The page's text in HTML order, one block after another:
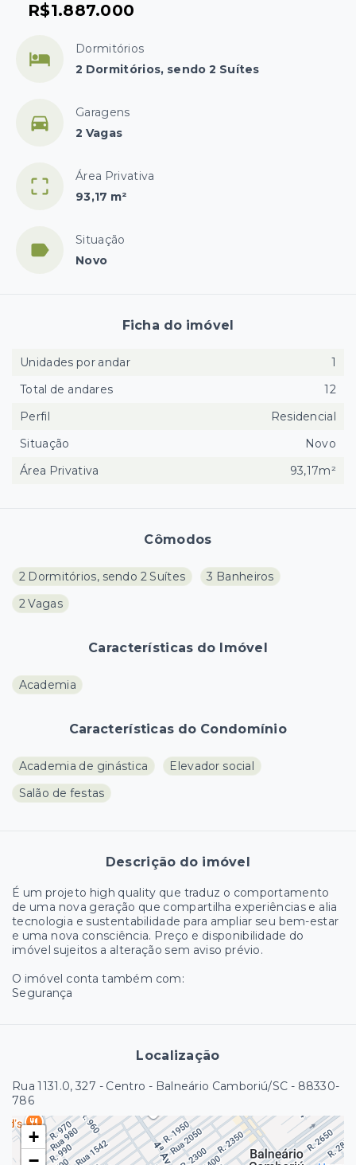
R$1.887.000
Dormitórios
2 Dormitórios, sendo 2 Suítes
Garagens
2 Vagas
Área Privativa
93,17 m²
Situação
Novo
Cômodos
2 Dormitórios, sendo 2 Suítes
3 Banheiros
2 Vagas
Características do Imóvel
Academia
Características do Condomínio
Academia de ginástica
Elevador social
Salão de festas
Descrição do imóvel
É um projeto high quality que traduz o comportamento
de uma nova geração que compartilha experiências e alia
tecnologia e sustentabilidade para ampliar seu bem-estar
e uma nova consciência. Preço e disponibilidade do
imóvel sujeitos a alteração sem aviso prévio.
O imóvel conta também com:
Segurança
Localização
Rua 1131.0, 327 - Centro - Balneário Camboriú/SC - 88330-
786
+
−
Ficha do imóvel
Unidades por andar
1
Total de andares
12
Perfil
Residencial
Situação
Novo
Área Privativa
93,17m²